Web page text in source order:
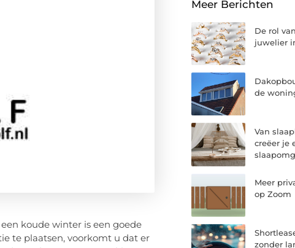
koude winter is een goede
te plaatsen, voorkomt u dat er
Meer Berichten
De rol
juwelier
de
Van
creëer je
Meer
op Zoom
zonder